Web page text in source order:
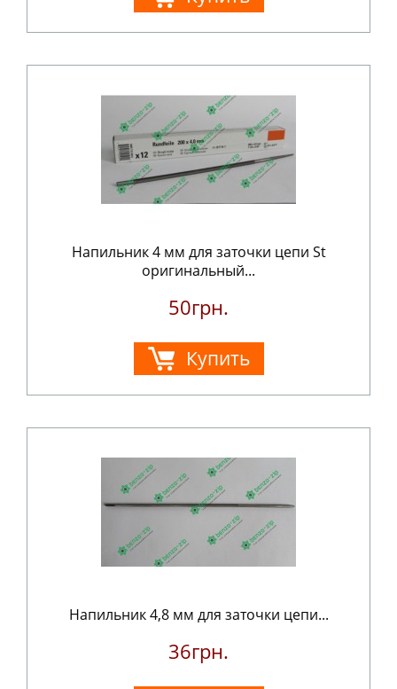
Напильник 4 мм для заточки цепи St
оригинальный...
50грн.
Купить
Напильник 4,8 мм для заточки цепи...
36грн.